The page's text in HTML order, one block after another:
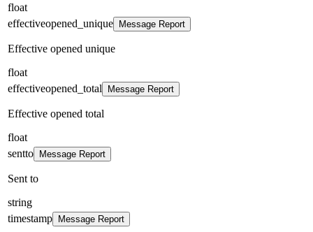
float
effectiveopened_unique
Message Report
Effective opened unique
float
effectiveopened_total
Message Report
Effective opened total
float
sentto
Message Report
Sent to
string
timestamp
Message Report